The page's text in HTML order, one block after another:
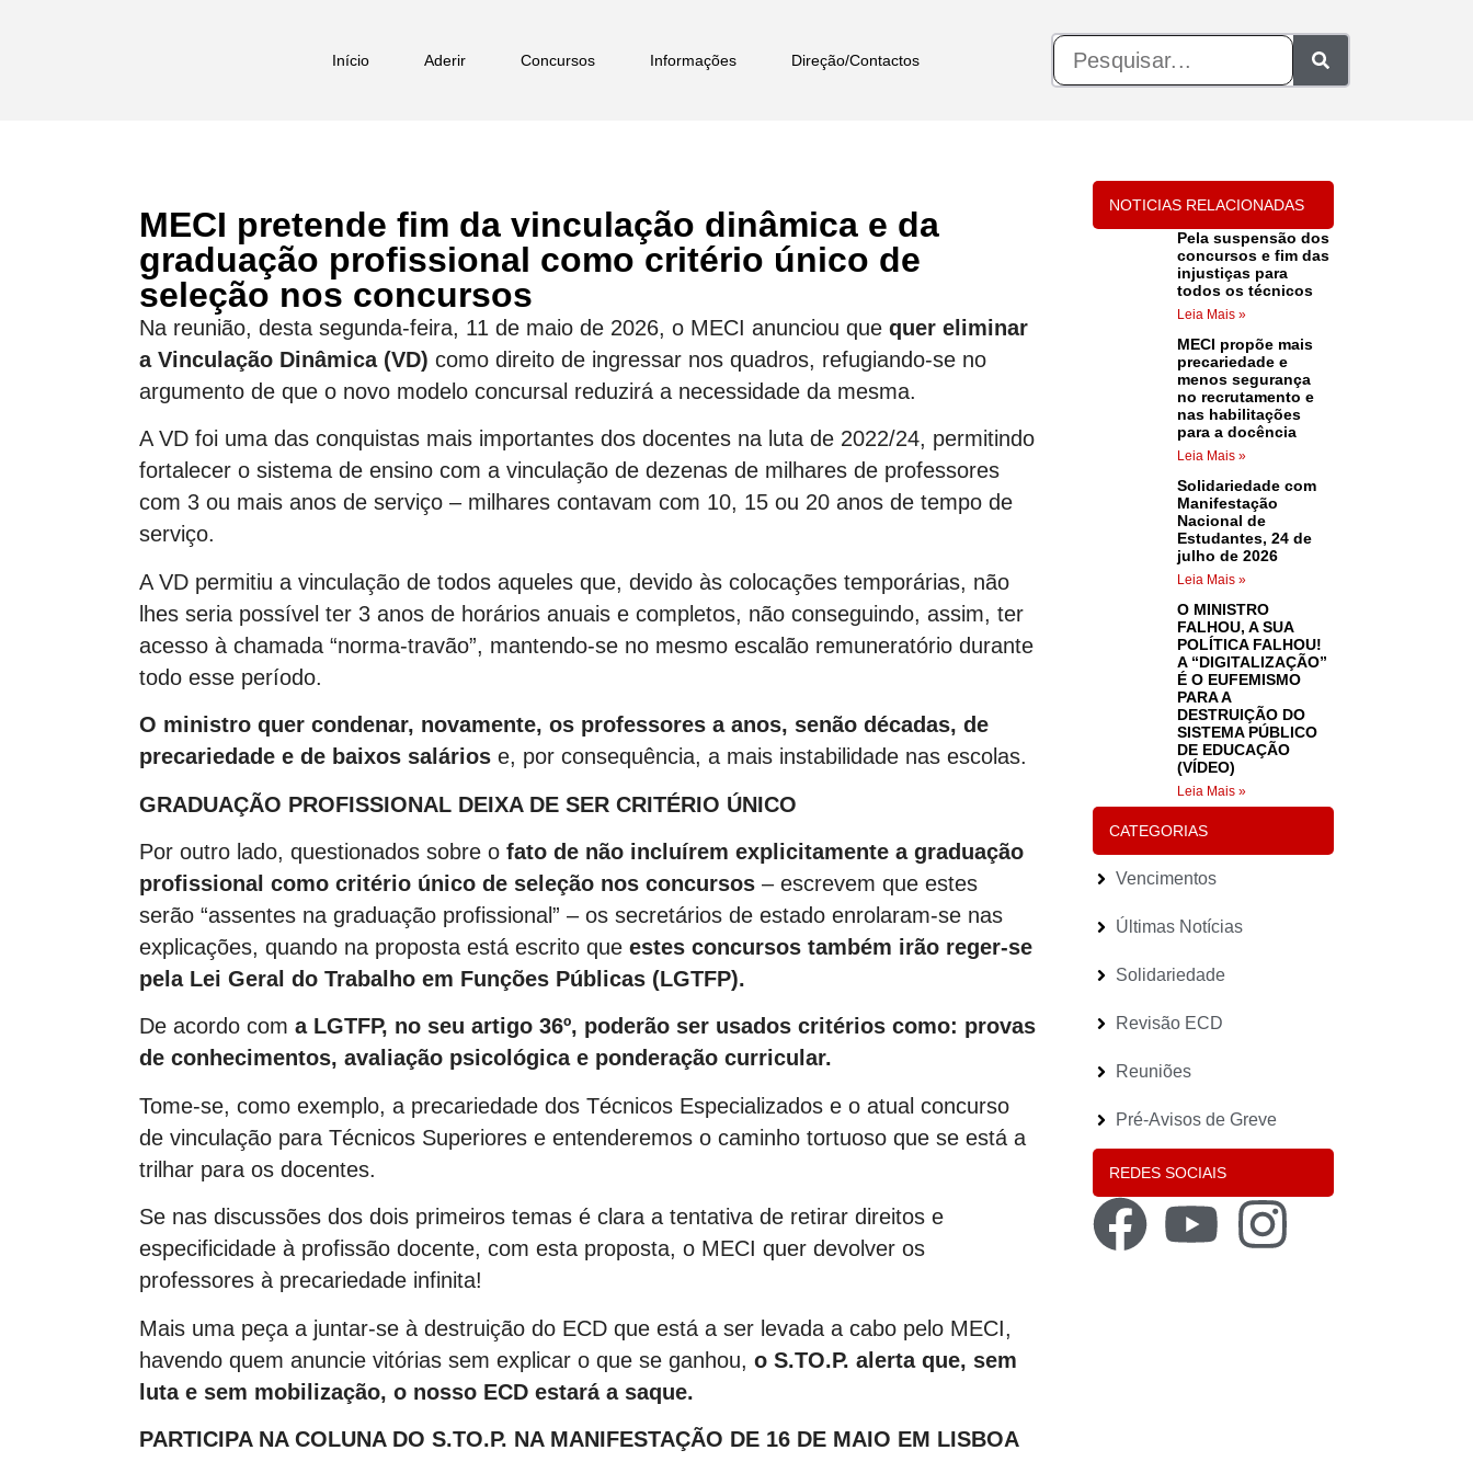
Início Aderir Concursos Informações Direção/Contactos
MECI pretende fim da vinculação dinâmica e da
graduação profissional como critério único de
seleção nos concursos
Na reunião, desta segunda-feira, 11 de maio de 2026, o MECI anunciou que quer eliminar
a Vinculação Dinâmica (VD) como direito de ingressar nos quadros, refugiando-se no
argumento de que o novo modelo concursal reduzirá a necessidade da mesma.
A VD foi uma das conquistas mais importantes dos docentes na luta de 2022/24, permitindo
fortalecer o sistema de ensino com a vinculação de dezenas de milhares de professores
com 3 ou mais anos de serviço – milhares contavam com 10, 15 ou 20 anos de tempo de
serviço.
A VD permitiu a vinculação de todos aqueles que, devido às colocações temporárias, não
lhes seria possível ter 3 anos de horários anuais e completos, não conseguindo, assim, ter
acesso à chamada “norma-travão”, mantendo-se no mesmo escalão remuneratório durante
todo esse período.
O ministro quer condenar, novamente, os professores a anos, senão décadas, de
precariedade e de baixos salários e, por consequência, a mais instabilidade nas escolas.
GRADUAÇÃO PROFISSIONAL DEIXA DE SER CRITÉRIO ÚNICO
Por outro lado, questionados sobre o fato de não incluírem explicitamente a graduação
profissional como critério único de seleção nos concursos – escrevem que estes
serão “assentes na graduação profissional” – os secretários de estado enrolaram-se nas
explicações, quando na proposta está escrito que estes concursos também irão reger-se
pela Lei Geral do Trabalho em Funções Públicas (LGTFP).
De acordo com a LGTFP, no seu artigo 36º, poderão ser usados critérios como: provas
de conhecimentos, avaliação psicológica e ponderação curricular.
Tome-se, como exemplo, a precariedade dos Técnicos Especializados e o atual concurso
de vinculação para Técnicos Superiores e entenderemos o caminho tortuoso que se está a
trilhar para os docentes.
Se nas discussões dos dois primeiros temas é clara a tentativa de retirar direitos e
especificidade à profissão docente, com esta proposta, o MECI quer devolver os
professores à precariedade infinita!
Mais uma peça a juntar-se à destruição do ECD que está a ser levada a cabo pelo MECI,
havendo quem anuncie vitórias sem explicar o que se ganhou, o S.TO.P. alerta que, sem
luta e sem mobilização, o nosso ECD estará a saque.
PARTICIPA NA COLUNA DO S.TO.P. NA MANIFESTAÇÃO DE 16 DE MAIO EM LISBOA
NOTICIAS RELACIONADAS
Pela suspensão dos
concursos e fim das
injustiças para
todos os técnicos
Leia Mais »
MECI propõe mais
precariedade e
menos segurança
no recrutamento e
nas habilitações
para a docência
Leia Mais »
Solidariedade com
Manifestação
Nacional de
Estudantes, 24 de
julho de 2026
Leia Mais »
O MINISTRO
FALHOU, A SUA
POLÍTICA FALHOU!
A “DIGITALIZAÇÃO”
É O EUFEMISMO
PARA A
DESTRUIÇÃO DO
SISTEMA PÚBLICO
DE EDUCAÇÃO
(VÍDEO)
Leia Mais »
CATEGORIAS
Vencimentos
Últimas Notícias
Solidariedade
Revisão ECD
Reuniões
Pré-Avisos de Greve
REDES SOCIAIS